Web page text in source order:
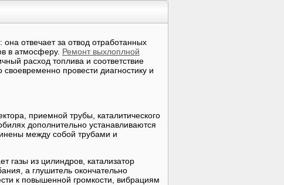
отвечает за отвод отработанных
в атмосферу. Ремонт выхлоплной
расход топлива и соответствие
провести диагностику и
приемной трубы, каталитического
дополнительно устанавливаются
между собой трубами и
газы из цилиндров, катализатор
а глушитель окончательно
к повышенной громкости, вибрациям